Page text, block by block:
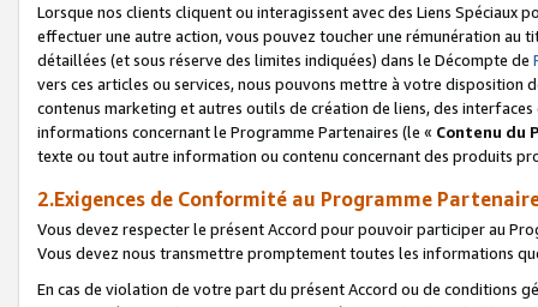
Lorsque nos clients cliquent ou interagissent avec des Liens Spéciaux
effectuer une autre action, vous pouvez toucher une rémunération
détaillées (et sous réserve des limites indiquées) dans le Décompte de
vers ces articles ou services, nous pouvons mettre à votre disposition
contenus marketing et autres outils de création de liens, des
informations concernant le Programme Partenaires (le « Contenu du
texte ou tout autre information ou contenu concernant des produits
2.Exigences de Conformité au Programme
Vous devez respecter le présent Accord pour pouvoir participer au
Vous devez nous transmettre promptement toutes les informations
En cas de violation de votre part du présent Accord ou de conditions